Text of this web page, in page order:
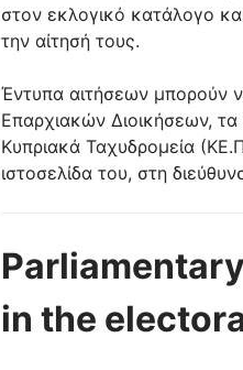
στον εκλογικό κατάλογο
την αίτησή τους.
Έντυπα αιτήσεων μπορούν
Επαρχιακών Διοικήσεων,
Κυπριακά Ταχυδρομεία
ιστοσελίδα του, στη
in the